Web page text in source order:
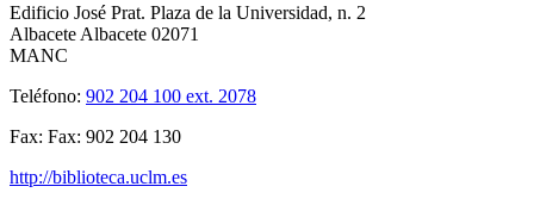
Edificio José Prat. Plaza de la Universidad, n. 2
Albacete Albacete 02071
MANC
Teléfono: 902 204 100 ext. 2078
Fax: Fax: 902 204 130
http://biblioteca.uclm.es